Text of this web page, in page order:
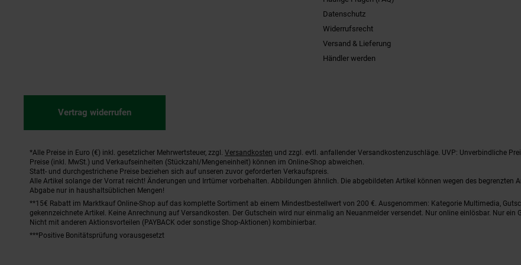
Datenschutz
Widerrufsrecht
Versand & Lieferung
Händler werden
Vertrag widerrufen
Fußnoten
*Alle Preise in Euro (€) inkl. gesetzlicher Mehrwertsteuer, zzgl. Versandkosten und zzgl. evtl. anfallender Versandkostenzuschläge. UVP: Unverbindliche
Preise (inkl. MwSt.) und Verkaufseinheiten (Stückzahl/Mengeneinheit) können im Online-Shop abweichen.
Statt- und durchgestrichene Preise beziehen sich auf unseren zuvor geforderten Verkaufspreis.
Alle Artikel solange der Vorrat reicht! Änderungen und Irrtümer vorbehalten. Abbildungen ähnlich. Die abgebildeten Artikel können wegen des begrenzten
Abgabe nur in haushaltsüblichen Mengen!
**15€ Rabatt im Marktkauf Online-Shop auf das komplette Sortiment ab einem Mindestbestellwert von 200 €. Ausgenommen: Kategorie Multimedia,
gekennzeichnete Artikel. Keine Anrechnung auf Versandkosten. Der Gutschein wird nur einmalig an Neuanmelder versendet. Nur online einlösbar. Nur
Nicht mit anderen Aktionsvorteilen (PAYBACK oder sonstige Shop-Aktionen) kombinierbar.
***Positive Bonitätsprüfung vorausgesetzt